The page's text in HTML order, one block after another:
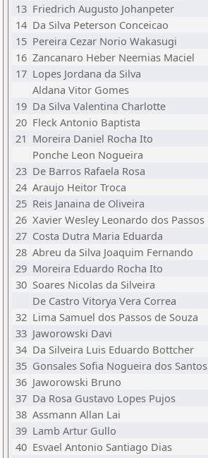
13 Friedrich Augusto Johanpeter
14 Da Silva Peterson Conceicao
15 Pereira Cezar Norio Wakasugi
16 Zancanaro Heber Neemias Maciel
17 Lopes Jordana da Silva
Aldana Vitor Gomes
19 Da Silva Valentina Charlotte
20 Fleck Antonio Baptista
21 Moreira Daniel Rocha Ito
Ponche Leon Nogueira
23 De Barros Rafaela Rosa
24 Araujo Heitor Troca
25 Reis Janaina de Oliveira
26 Xavier Wesley Leonardo dos Passos
27 Costa Dutra Maria Eduarda
28 Abreu da Silva Joaquim Fernando
29 Moreira Eduardo Rocha Ito
30 Soares Nicolas da Silveira
De Castro Vitorya Vera Correa
32 Lima Samuel dos Passos de Souza
33 Jaworowski Davi
34 Da Silveira Luis Eduardo Bottcher
35 Gonsales Sofia Nogueira dos Santos
36 Jaworowski Bruno
37 Da Rosa Gustavo Lopes Pujos
38 Assmann Allan Lai
39 Lamb Artur Gullo
40 Esvael Antonio Santiago Dias